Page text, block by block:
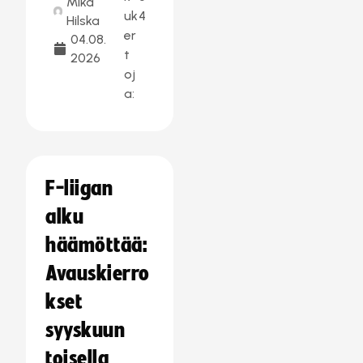
Hilska
04.08.
2026
uk
er
t
oj
a:
4
F-liigan
alku
häämöttää:
Avauskierro
kset
syyskuun